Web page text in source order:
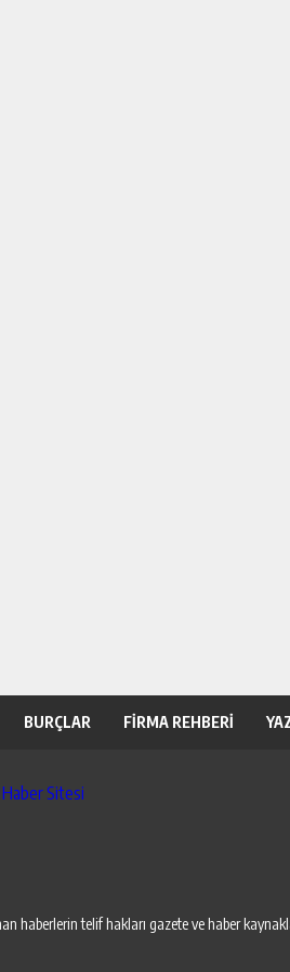
BURÇLAR FİRMA REHBERİ
haberlerin telif hakları gazete ve haber